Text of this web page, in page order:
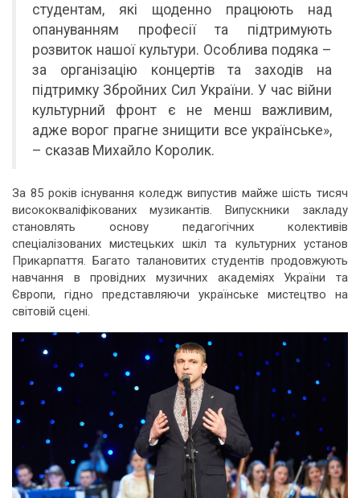
студентам, які щоденно працюють над
опануванням професії та підтримують
розвиток нашої культури. Особлива подяка –
за організацію концертів та заходів на
підтримку Збройних Сил України. У час війни
культурний фронт є не менш важливим,
адже ворог прагне знищити все українське»,
– сказав Михайло Королик.
За 85 років існування коледж випустив майже шість тисяч
висококваліфікованих музикантів. Випускники закладу
становлять основу педагогічних колективів
спеціалізованих мистецьких шкіл та культурних установ
Прикарпаття. Багато талановитих студентів продовжують
навчання в провідних музичних академіях України та
Європи, гідно представляючи українське мистецтво на
світовій сцені.